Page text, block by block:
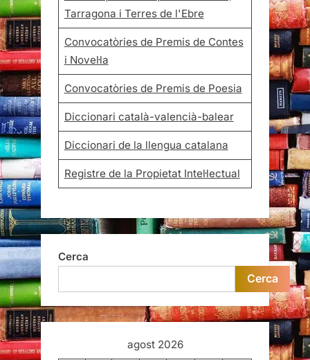
Tarragona i Terres de l'Ebre
Convocatòries de Premis de Contes
i Novel·la
Convocatòries de Premis de Poesia
Diccionari català-valencià-balear
Diccionari de la llengua catalana
Registre de la Propietat Intel·lectual
Cerca
Cerca
agost 2026